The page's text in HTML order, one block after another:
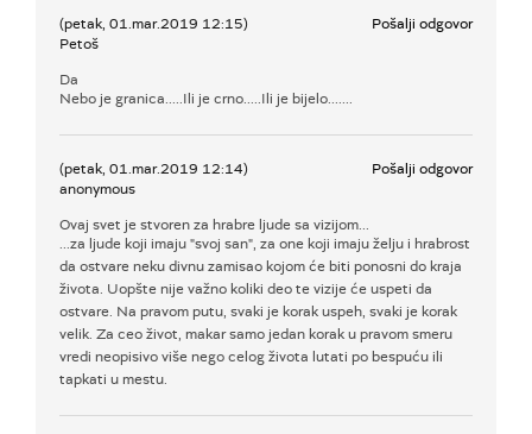
(petak, 01.mar.2019 12:15)
Petoš
Pošalji odgovor
Da
Nebo je granica.....Ili je crno.....Ili je bijelo.......
(petak, 01.mar.2019 12:14)
anonymous
Pošalji odgovor
Ovaj svet je stvoren za hrabre ljude sa vizijom...
...za ljude koji imaju "svoj san", za one koji imaju želju i hrabrost
da ostvare neku divnu zamisao kojom će biti ponosni do kraja
života. Uopšte nije važno koliki deo te vizije će uspeti da
ostvare. Na pravom putu, svaki je korak uspeh, svaki je korak
velik. Za ceo život, makar samo jedan korak u pravom smeru
vredi neopisivo više nego celog života lutati po bespuću ili
tapkati u mestu.